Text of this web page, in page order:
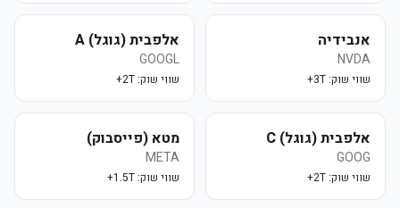
אנבידיה
NVDA
שווי שוק: 3T+
אלפבית (גוגל) A
GOOGL
שווי שוק: 2T+
אלפבית (גוגל) C
GOOG
שווי שוק: 2T+
מטא (פייסבוק)
META
שווי שוק: 1.5T+